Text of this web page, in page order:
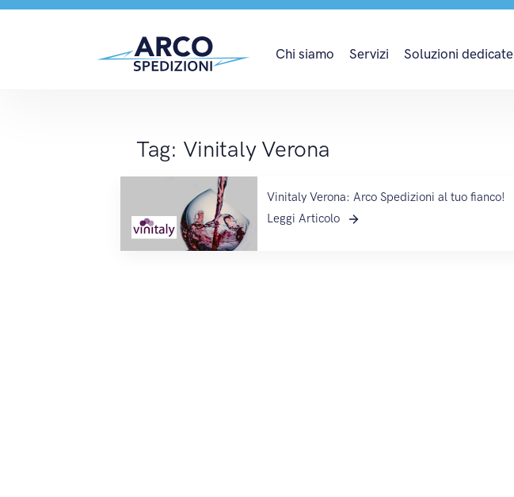
Chi siamo Servizi Soluzioni dedicate
Vinitaly Verona
Tag: Vinitaly Verona
Vinitaly Verona: Arco Spedizioni al tuo fianco!
Leggi Articolo